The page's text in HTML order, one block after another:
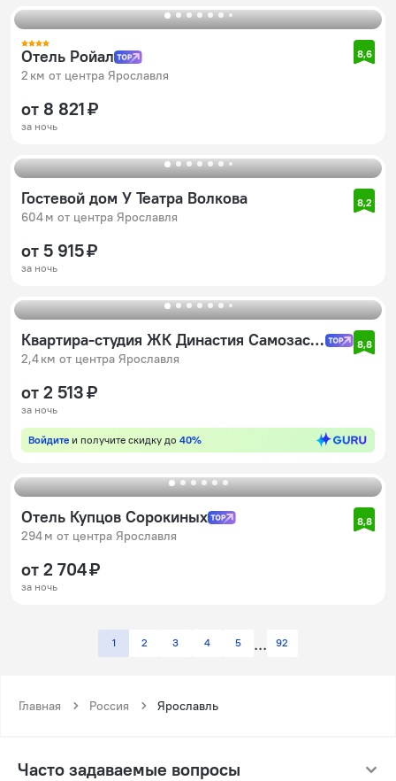
Отель Ройал
2 км от центра Ярославля
8,6
от 8 821 ₽
за ночь
Гостевой дом У Театра Волкова
604 м от центра Ярославля
8,2
от 5 915 ₽
за ночь
Квартира-студия ЖК Династия Самозаселение
2,4 км от центра Ярославля
8,8
от 2 513 ₽
за ночь
Войдите и получите скидку до 40%
Отель Купцов Сорокиных
294 м от центра Ярославля
8,8
от 2 704 ₽
за ночь
1 2 3 4 5 92
Главная Россия Ярославль
Часто задаваемые вопросы